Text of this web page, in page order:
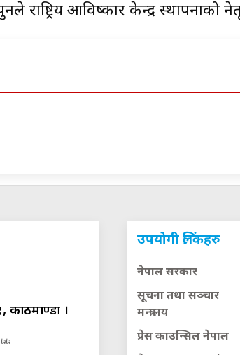
राष्ट्रिय आविष्कार केन्द्र स्थापनाको
काठमाण्डौं ।
उपयोगी लिंकहरु
नेपाल सरकार
सूचना तथा सञ्चार
मन्त्रालय
प्रेस काउन्सिल नेपाल